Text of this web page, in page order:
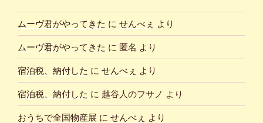
ムーヴ君がやってきた に せんべぇ より
ムーヴ君がやってきた に 匿名 より
宿泊税、納付した に せんべぇ より
宿泊税、納付した に 越谷人のフサノ より
おうちで全国物産展 に せんべぇ より